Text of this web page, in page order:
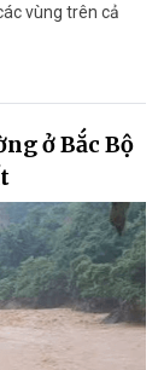
vùng trên cả
ở Bắc Bộ